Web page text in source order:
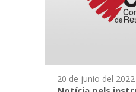
20 de junio del 2022